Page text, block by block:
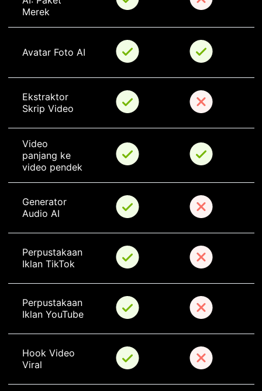
Merek
Avatar Foto AI
Ekstraktor
Skrip Video
Video
panjang ke
video pendek
Generator
Audio AI
Perpustakaan
Iklan TikTok
Perpustakaan
Iklan YouTube
Hook Video
Viral